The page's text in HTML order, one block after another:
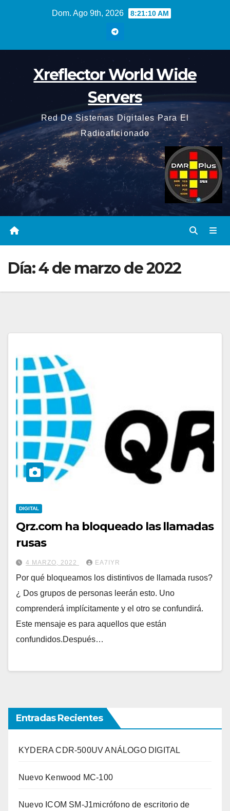
Dom. Ago 9th, 2026 8:21:11 AM
Xreflector World Wide
Servers
Red De Sistemas Digitales Para El
Radioaficionado
Día:4 de marzo de 2022
DIGITAL
Qrz.com ha bloqueado las llamadas
rusas
4 MARZO, 2022 EA7IYR
Por qué bloqueamos los distintivos de llamada rusos?
¿ Dos grupos de personas leerán esto. Uno
comprenderá implícitamente y el otro se confundirá.
Este mensaje es para aquellos que están
confundidos.Después…
Entradas Recientes
KYDERA CDR-500UV ANÁLOGO DIGITAL
Nuevo Kenwood MC-100
Nuevo ICOM SM-J1micrófono de escritorio de